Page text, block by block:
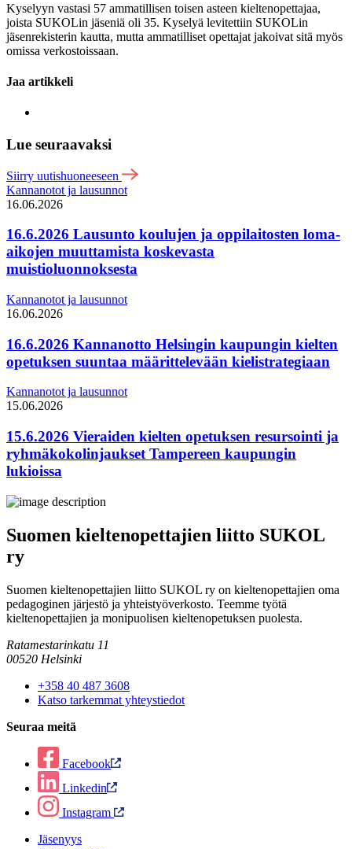
Kyselyyn vastasi 57 ammatillisen toisen asteen kieltenopettajaa,
joista SUKOLin jäseniä oli 35. Kyselyä levitettiin SUKOLin
jäsenrekisterin kautta, mutta ammatilliset opettajat jakoivat sitä myös
omissa verkostoissaan.
Jaa artikkeli
Lue seuraavaksi
Siirry uutishuoneeseen
Kannanotot ja lausunnot
16.06.2026
16.6.2026 Lausunto koulujen ja oppilaitosten loma-
aikojen muuttamista koskevasta
muistioluonnoksesta
Kannanotot ja lausunnot
16.06.2026
16.6.2026 Kannanotto Helsingin kaupungin kielten
opetuksen suuntaa määrittelevään kielistrategiaan
Kannanotot ja lausunnot
15.06.2026
15.6.2026 Vieraiden kielten opetuksen resursointi ja
ryhmäkokolinjaukset Tampereen kaupungin
lukioissa
Suomen kieltenopettajien liitto SUKOL
ry
Suomen kieltenopettajien liitto SUKOL ry on kieltenopettajien oma
pedagoginen järjestö ja yhteistyöverkosto. Teemme työtä
kieltenopettajien ja monipuolisen kieltenopetuksen puolesta.
Ratamestarinkatu 11
00520 Helsinki
+358 40 487 3608
Katso tarkemmat yhteystiedot
Seuraa meitä
Facebook
Linkedin
Instagram
Jäsenyys